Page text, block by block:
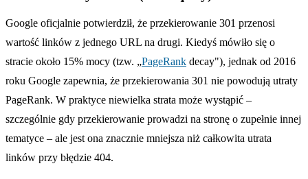
Google oficjalnie potwierdził, że przekierowanie 301 przenosi
wartość linków z jednego URL na drugi. Kiedyś mówiło się o
stracie około 15% mocy (tzw. „PageRank decay"), jednak od 2016
roku Google zapewnia, że przekierowania 301 nie powodują utraty
PageRank. W praktyce niewielka strata może wystąpić –
szczególnie gdy przekierowanie prowadzi na stronę o zupełnie innej
tematyce – ale jest ona znacznie mniejsza niż całkowita utrata
linków przy błędzie 404.